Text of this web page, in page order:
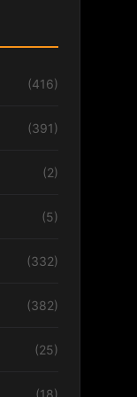
(416)
(391)
(2)
(5)
(332)
(382)
(25)
(18)